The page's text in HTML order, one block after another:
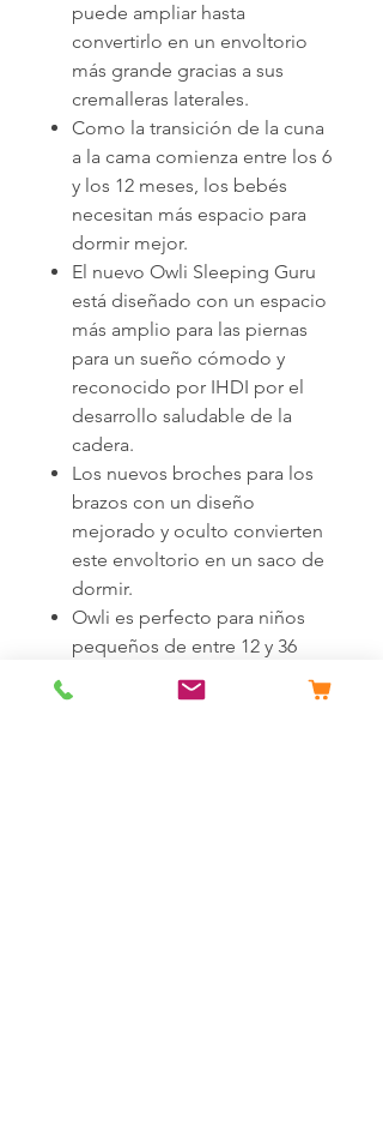
puede ampliar hasta
convertirlo en un envoltorio
más grande gracias a sus
cremalleras laterales.
Como la transición de la cuna
a la cama comienza entre los 6
y los 12 meses, los bebés
necesitan más espacio para
dormir mejor.
El nuevo Owli Sleeping Guru
está diseñado con un espacio
más amplio para las piernas
para un sueño cómodo y
reconocido por IHDI por el
desarrollo saludable de la
cadera.
Los nuevos broches para los
brazos con un diseño
mejorado y oculto convierten
este envoltorio en un saco de
dormir.
Owli es perfecto para niños
pequeños de entre 12 y 36
meses, ya que empiezan a
caminar y descubrir.